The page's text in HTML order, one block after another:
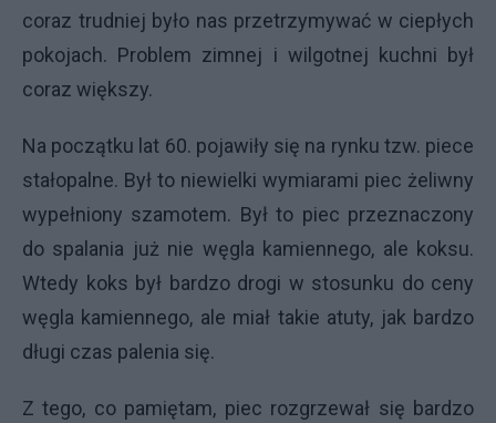
coraz trudniej było nas przetrzymywać w ciepłych
pokojach. Problem zimnej i wilgotnej kuchni był
coraz większy.
Na początku lat 60. pojawiły się na rynku tzw. piece
stałopalne. Był to niewielki wymiarami piec żeliwny
wypełniony szamotem. Był to piec przeznaczony
do spalania już nie węgla kamiennego, ale koksu.
Wtedy koks był bardzo drogi w stosunku do ceny
węgla kamiennego, ale miał takie atuty, jak bardzo
długi czas palenia się.
Z tego, co pamiętam, piec rozgrzewał się bardzo